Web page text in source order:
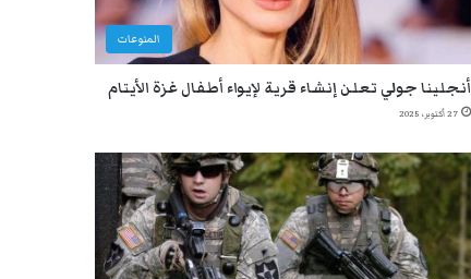
المنوعات
أنجلينا جولي تعلن إنشاء قرية لإيواء أطفال غزة الأيتام
27 أكتوبر، 2025